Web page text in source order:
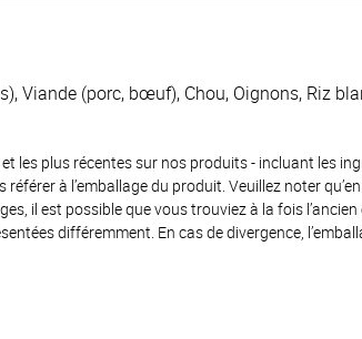
Viande (porc, bœuf), Chou, Oignons, Riz
les plus récentes sur nos produits - incluant les
à l’emballage du produit. Veuillez noter
il est possible que vous trouviez à la fois
différemment. En cas de divergence,